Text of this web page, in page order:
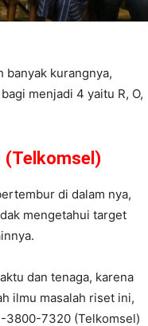
banyak kurangnya,
menjadi 4 yaitu R, O,
(Telkomsel)
di dalam nya,
mengetahui target
dan tenaga, karena
ilmu masalah riset ini,
3800-7320 (Telkomsel)